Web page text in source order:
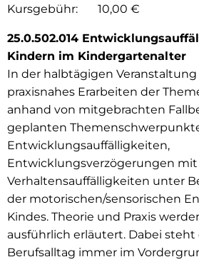
Kursgebühr: 10,00 €
25.0.502.014
Kindern im Kindergartenalter
In der halbtägigen
praxisnahes Erarbeiten der
anhand von mitgebrachten
geplanten
Entwicklungsauffälligkeiten,
Entwicklungsverzögerungen
Verhaltensauffälligkeiten unter
der motorischen/sensorischen
Kindes. Theorie und Praxis
ausführlich erläutert. Dabei steht
Berufsalltag immer im